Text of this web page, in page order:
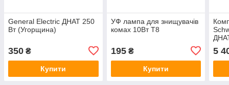
General Electric ДНАТ 250
Вт (Угорщина)
350 ₴
Купити
УФ лампа для знищувачів
комах 10Вт Т8
195₴
Купити
5